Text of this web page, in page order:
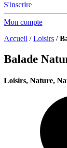
S'inscrire
Mon compte
Accueil /Loisirs /
Balade
Loisirs, Nature,